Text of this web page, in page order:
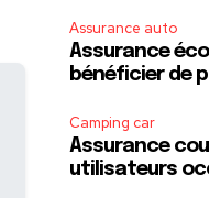
Assurance auto
Assurance
bénéficier de
Camping car
Assurance
utilisateurs